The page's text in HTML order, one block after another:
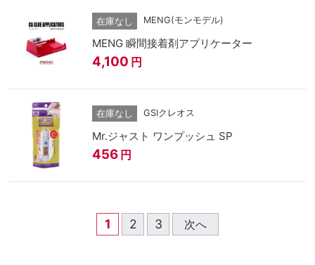
在庫なし MENG(モンモデル)
MENG 瞬間接着剤アプリケーター
4,100 円
在庫なし GSIクレオス
Mr.ジャスト ワンプッシュ SP
456 円
1 2 3 次へ